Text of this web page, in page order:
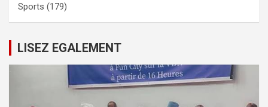
Sports (179)
LISEZ EGALEMENT